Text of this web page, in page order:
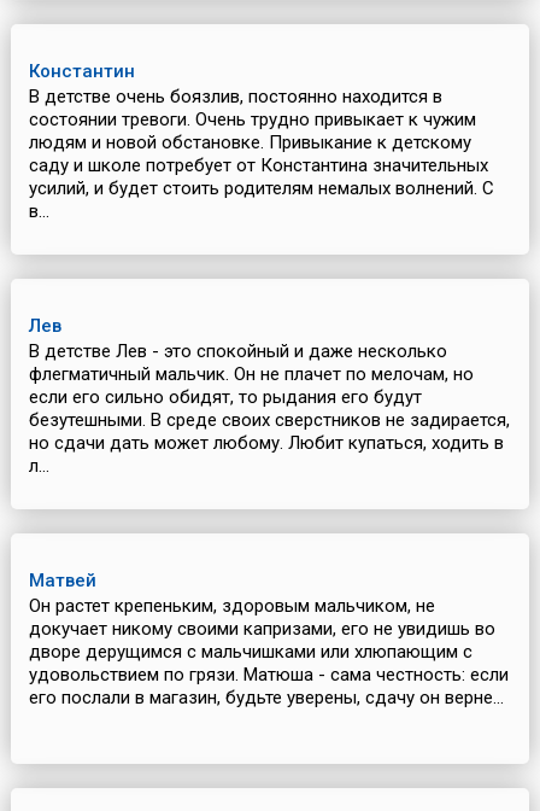
Константин
В детстве очень боязлив, постоянно находится в
состоянии тревоги. Очень трудно привыкает к чужим
людям и новой обстановке. Привыкание к детскому
саду и школе потребует от Константина значительных
усилий, и будет стоить родителям немалых волнений. С
в...
Лев
В детстве Лев - это спокойный и даже несколько
флегматичный мальчик. Он не плачет по мелочам, но
если его сильно обидят, то рыдания его будут
безутешными. В среде своих сверстников не задирается,
но сдачи дать может любому. Любит купаться, ходить в
л...
Матвей
Он растет крепеньким, здоровым мальчиком, не
докучает никому своими капризами, его не увидишь во
дворе дерущимся с мальчишками или хлюпающим с
удовольствием по грязи. Матюша - сама честность: если
его послали в магазин, будьте уверены, сдачу он верне...